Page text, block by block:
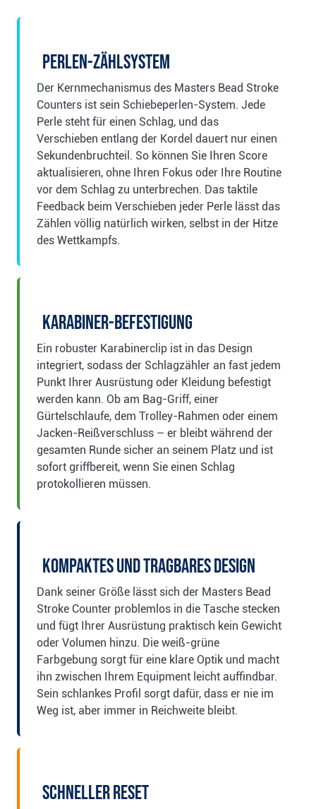
Perlen-Zählsystem
Der Kernmechanismus des Masters Bead Stroke
Counters ist sein Schiebeperlen-System. Jede
Perle steht für einen Schlag, und das
Verschieben entlang der Kordel dauert nur einen
Sekundenbruchteil. So können Sie Ihren Score
aktualisieren, ohne Ihren Fokus oder Ihre Routine
vor dem Schlag zu unterbrechen. Das taktile
Feedback beim Verschieben jeder Perle lässt das
Zählen völlig natürlich wirken, selbst in der Hitze
des Wettkampfs.
Karabiner-Befestigung
Ein robuster Karabinerclip ist in das Design
integriert, sodass der Schlagzähler an fast jedem
Punkt Ihrer Ausrüstung oder Kleidung befestigt
werden kann. Ob am Bag-Griff, einer
Gürtelschlaufe, dem Trolley-Rahmen oder einem
Jacken-Reißverschluss – er bleibt während der
gesamten Runde sicher an seinem Platz und ist
sofort griffbereit, wenn Sie einen Schlag
protokollieren müssen.
Kompaktes und tragbares Design
Dank seiner Größe lässt sich der Masters Bead
Stroke Counter problemlos in die Tasche stecken
und fügt Ihrer Ausrüstung praktisch kein Gewicht
oder Volumen hinzu. Die weiß-grüne
Farbgebung sorgt für eine klare Optik und macht
ihn zwischen Ihrem Equipment leicht auffindbar.
Sein schlankes Profil sorgt dafür, dass er nie im
Weg ist, aber immer in Reichweite bleibt.
Schneller Reset